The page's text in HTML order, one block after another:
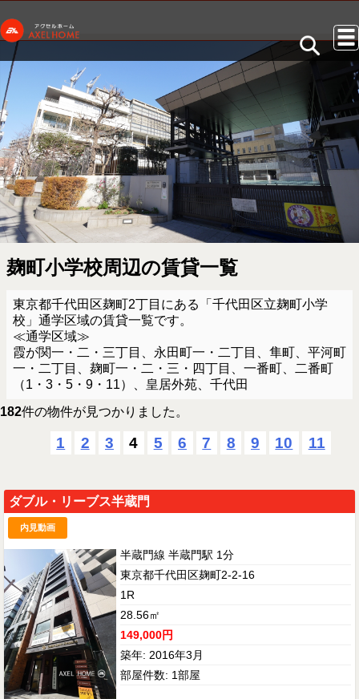
麹町小学校周辺の賃貸一覧
東京都千代田区麹町2丁目にある「千代田区立麹町小学
校」通学区域の賃貸一覧です。
≪通学区域≫
霞が関一・二・三丁目、永田町一・二丁目、隼町、平河町
一・二丁目、麹町一・二・三・四丁目、一番町、二番町
（1・3・5・9・11）、皇居外苑、千代田
182件の物件が見つかりました。
1 2 3 4 5 6 7 8 9 10 11
ダブル・リーブス半蔵門
内見動画
半蔵門線 半蔵門駅 1分
東京都千代田区麹町2-2-16
1R
28.56㎡
149,000円
築年: 2016年3月
部屋件数: 1部屋